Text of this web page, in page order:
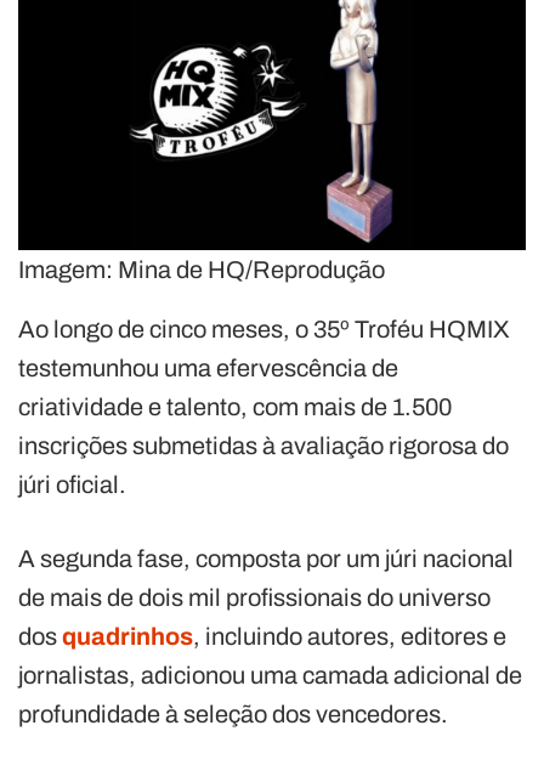
Imagem: Mina de HQ/Reprodução
Ao longo de cinco meses, o 35º Troféu HQMIX
testemunhou uma efervescência de
criatividade e talento, com mais de 1.500
inscrições submetidas à avaliação rigorosa do
júri oficial.
A segunda fase, composta por um júri nacional
de mais de dois mil profissionais do universo
dosquadrinhos, incluindo autores, editores e
jornalistas, adicionou uma camada adicional de
profundidade à seleção dos vencedores.